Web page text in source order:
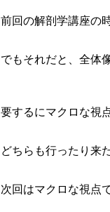
前回の解剖学講座の
でもそれだと、全体
要するにマクロな視
どちらも行ったり来
次回はマクロな視点